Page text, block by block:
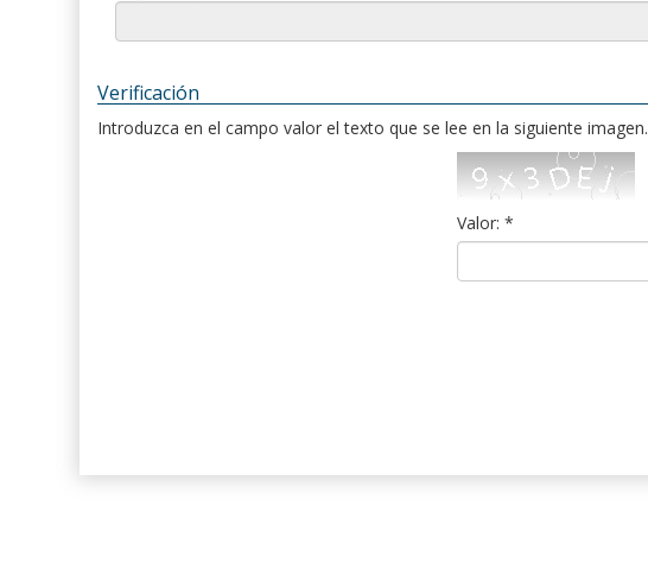
Verificación
Introduzca en el campo valor el texto que se lee en la siguiente imagen.
Valor: *